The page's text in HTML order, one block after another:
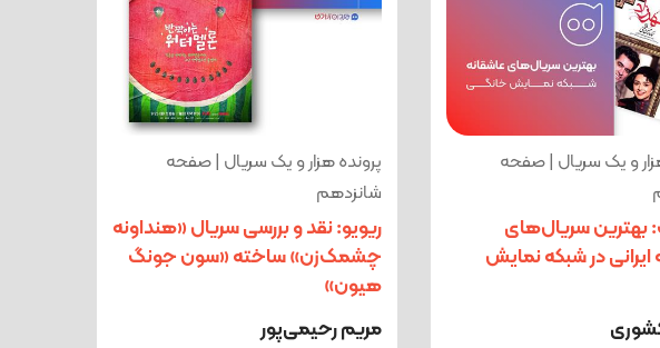
و یک سریال | صفحه
سریال‌های
ایرانی در شبکه نمایش
پرونده هزار و یک سریال | صفحه
شانزدهم
ریویو: نقد و بررسی سریال «هنداونه
چشمک‌زن» ساخته «سون جونگ
هیون»
مریم رحیمی‌پور